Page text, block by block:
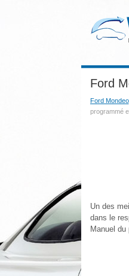
Ford
Ford Mondeo
programmé
Un des
dans le
Manuel